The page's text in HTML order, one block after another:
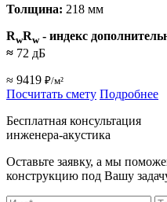
Толщина: 218 мм
RwRw- индекс
≈ 72 дБ
≈ 9419 ₽/м²
Посчитать смету Подробнее
Бесплатная консультация
инженера-акустика
Оставьте заявку, а мы
конструкцию под Вашу